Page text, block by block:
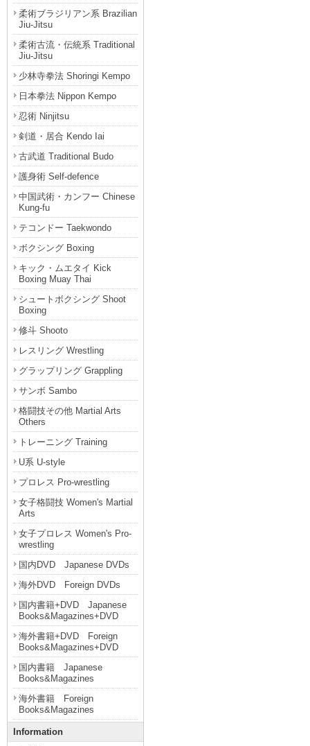
柔術ブラジリアン系 Brazilian
Jiu-Jitsu
柔術古流・伝統系 Traditional
Jiu-Jitsu
少林寺拳法 Shoringi Kempo
日本拳法 Nippon Kempo
忍術 Ninjitsu
剣道・居合 Kendo Iai
古武道 Traditional Budo
護身術 Self-defence
中国武術・カンフー Chinese
Kung-fu
テコンドー Taekwondo
ボクシング Boxing
キック・ムエタイ Kick
Boxing Muay Thai
シュートボクシング Shoot
Boxing
修斗 Shooto
レスリング Wrestling
グラップリング Grappling
サンボ Sambo
格闘技その他 Martial Arts
Others
トレーニング Training
U系 U-style
プロレス Pro-wrestling
女子格闘技 Women's Martial
Arts
女子プロレス Women's Pro-
wrestling
国内DVD Japanese DVDs
海外DVD Foreign DVDs
国内書籍+DVD Japanese
Books&Magazines+DVD
海外書籍+DVD Foreign
Books&Magazines+DVD
国内書籍 Japanese
Books&Magazines
海外書籍 Foreign
Books&Magazines
Information